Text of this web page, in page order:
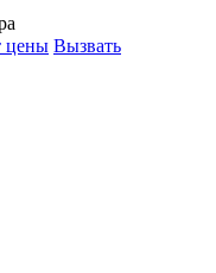
цены Вызвать